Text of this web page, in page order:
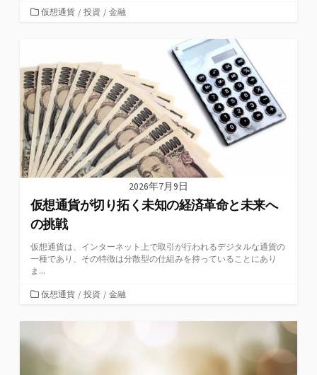
カ
ー
仮想通貨 / 投資 / 金融
2026年7月9日
仮想通貨が切り拓く未知の経済革命と未来へ
の挑戦
仮想通貨は、インターネット上で取引が行われるデジタルな通貨の
一種であり、その特徴は分散型の仕組みを持っていることにあり
ま...
カ
ゴ
ー
仮想通貨 / 投資 / 金融